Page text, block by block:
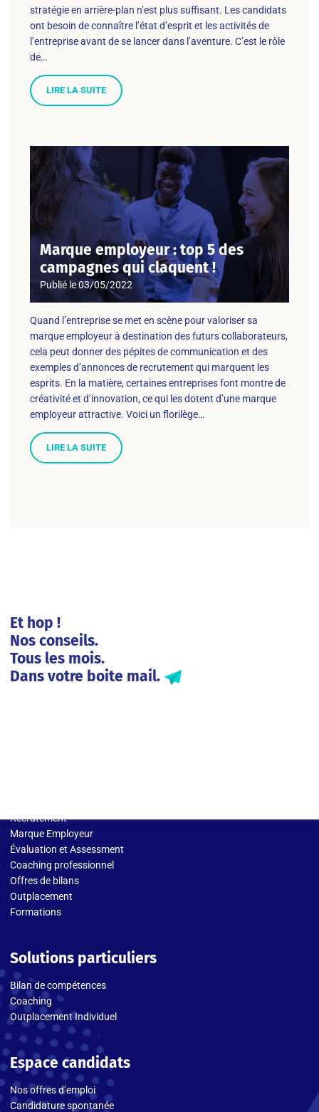
stratégie en arrière-plan n’est plus suffisant. Les candidats
ont besoin de connaître l’état d’esprit et les activités de
l’entreprise avant de se lancer dans l’aventure. C’est le rôle
de…
LIRE LA SUITE
Marque employeur : top 5 des
campagnes qui claquent !
Publié le03/05/2022
Quand l’entreprise se met en scène pour valoriser sa
marque employeur à destination des futurs collaborateurs,
cela peut donner des pépites de communication et des
exemples d’annonces de recrutement qui marquent les
esprits. En la matière, certaines entreprises font montre de
créativité et d’innovation, ce qui les dotent d’une marque
employeur attractive. Voici un florilège…
LIRE LA SUITE
Et hop !
Nos conseils.
Tous les mois.
Dans votre boite mail.
Recrutement
Marque Employeur
Évaluation et Assessment
Coaching professionnel
Offres de bilans
Outplacement
Formations
Solutions particuliers
Bilan de compétences
Coaching
Outplacement Individuel
Espace candidats
Nos offres d’emploi
Candidature spontanée